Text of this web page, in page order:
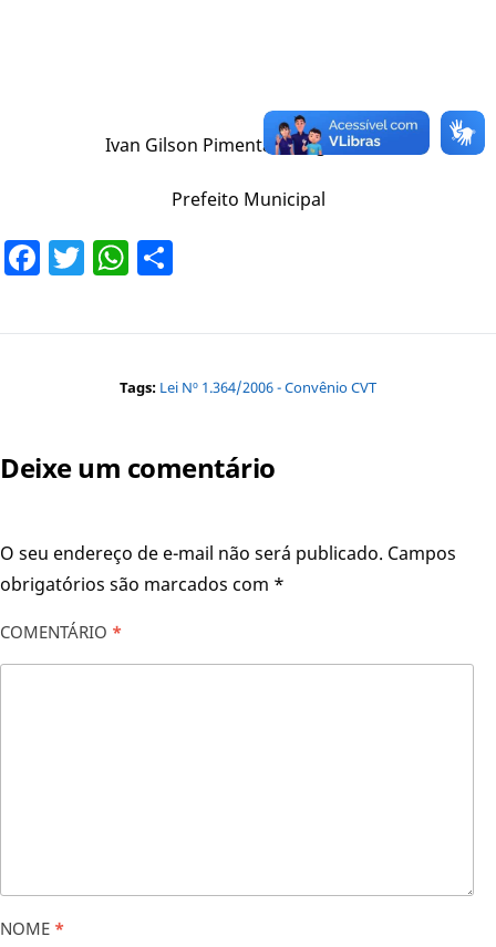
Ivan Gilson Pimenta de Figueiredo
Prefeito Municipal
Facebook
TwitterWhatsApp
Tags: Lei Nº 1.364/2006 - Convênio CVT
Deixe um comentário
O seu endereço de e-mail não será publicado. Campos
obrigatórios são marcados com *
COMENTÁRIO *
NOME *